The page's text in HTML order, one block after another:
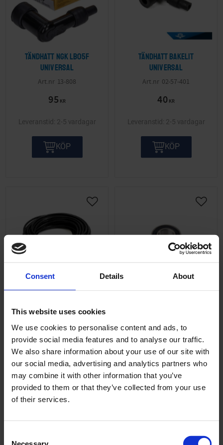
Consent Details About
This website uses cookies
We use cookies to personalise content and ads, to
provide social media features and to analyse our traffic.
We also share information about your use of our site with
our social media, advertising and analytics partners who
may combine it with other information that you’ve
provided to them or that they’ve collected from your use
of their services.
Tändhatt NGK LB05F
Universal
13-808
95 KR
2-5 vardagar
KÖP
Tändhatt Bakelit
Universal
02-57-401
40 KR
2-5 vardagar
KÖP
Tändkabel 7mm
29 KR
2-5 vardagar
KÖP
Kullager 6202 2RSH SKF
75 KR
2-5 vardagar
KÖP